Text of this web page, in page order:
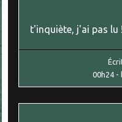
t'inquiète, j'ai pas lu !
00h24 -